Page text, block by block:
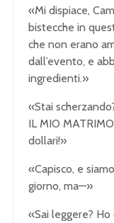
«Mi dispiace,
bistecche in
che non erano
dall’evento, e
ingredienti.»
«Stai
IL MIO
dollari!»
«Capisco, e
giorno, ma—»
«Sai leggere?